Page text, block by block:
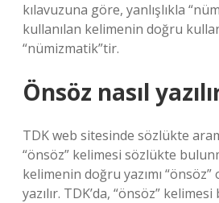
kılavuzuna göre, yanlışlıkla
kullanılan kelimenin doğru
“nümizmatik”tir.
Önsöz nasıl
TDK web sitesinde sözlükte
“önsöz” kelimesi sözlükte
kelimenin doğru yazımı “önsöz”
yazılır. TDK’da, “önsöz”